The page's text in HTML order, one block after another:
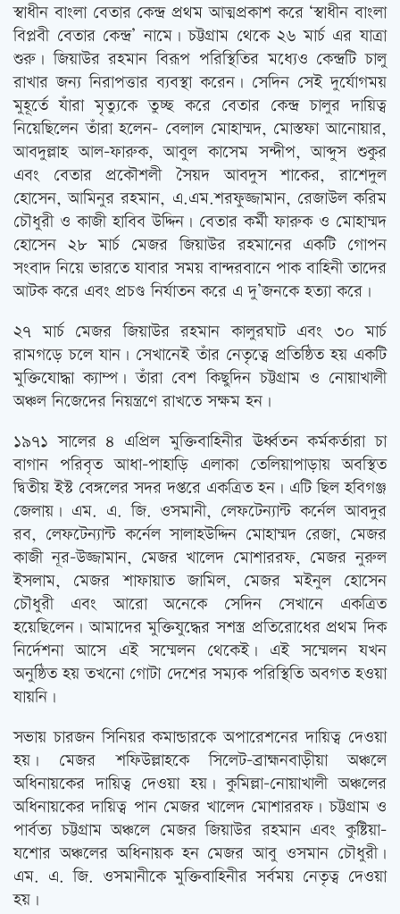
স্বাধীন বাংলা বেতার কেন্দ্র প্রথম আত্মপ্রকাশ করে ‘স্বাধীন বাংলা
বিপ্লবী বেতার কেন্দ্র’ নামে। চট্টগ্রাম থেকে ২৬ মার্চ এর যাত্রা
শুরু। জিয়াউর রহমান বিরূপ পরিস্থিতির মধ্যেও কেন্দ্রটি চালু
রাখার জন্য নিরাপত্তার ব্যবস্থা করেন। সেদিন সেই দুর্যোগময়
মুহূর্তে যাঁরা মৃত্যুকে তুচ্ছ করে বেতার কেন্দ্র চালুর দায়িত্ব
নিয়েছিলেন তাঁরা হলেন- বেলাল মোহাম্মদ, মোস্তফা আনোয়ার,
আবদুল্লাহ আল-ফারুক, আবুল কাসেম সন্দীপ, আব্দুস শুকুর
এবং বেতার প্রকৌশলী সৈয়দ আবদুস শাকের, রাশেদুল
হোসেন, আমিনুর রহমান, এ.এম.শরফুজ্জামান, রেজাউল করিম
চৌধুরী ও কাজী হাবিব উদ্দিন। বেতার কর্মী ফারুক ও মোহাম্মদ
হোসেন ২৮ মার্চ মেজর জিয়াউর রহমানের একটি গোপন
সংবাদ নিয়ে ভারতে যাবার সময় বান্দরবানে পাক বাহিনী তাদের
আটক করে এবং প্রচণ্ড নির্যাতন করে এ দু’জনকে হত্যা করে।
২৭ মার্চ মেজর জিয়াউর রহমান কালুরঘাট এবং ৩০ মার্চ
রামগড়ে চলে যান। সেখানেই তাঁর নেতৃত্বে প্রতিষ্ঠিত হয় একটি
মুক্তিযোদ্ধা ক্যাম্প। তাঁরা বেশ কিছুদিন চট্টগ্রাম ও নোয়াখালী
অঞ্চল নিজেদের নিয়ন্ত্রণে রাখতে সক্ষম হন।
১৯৭১ সালের ৪ এপ্রিল মুক্তিবাহিনীর ঊর্ধ্বতন কর্মকর্তারা চা
বাগান পরিবৃত আধা-পাহাড়ি এলাকা তেলিয়াপাড়ায় অবস্থিত
দ্বিতীয় ইস্ট বেঙ্গলের সদর দপ্তরে একত্রিত হন। এটি ছিল হবিগঞ্জ
জেলায়। এম. এ. জি. ওসমানী, লেফটেন্যান্ট কর্নেল আবদুর
রব, লেফটেন্যান্ট কর্নেল সালাহউদ্দিন মোহাম্মদ রেজা, মেজর
কাজী নূর-উজ্জামান, মেজর খালেদ মোশাররফ, মেজর নুরুল
ইসলাম, মেজর শাফায়াত জামিল, মেজর মইনুল হোসেন
চৌধুরী এবং আরো অনেকে সেদিন সেখানে একত্রিত
হয়েছিলেন। আমাদের মুক্তিযুদ্ধের সশস্ত্র প্রতিরোধের প্রথম দিক
নির্দেশনা আসে এই সম্মেলন থেকেই। এই সম্মেলন যখন
অনুষ্ঠিত হয় তখনো গোটা দেশের সম্যক পরিস্থিতি অবগত হওয়া
যায়নি।
সভায় চারজন সিনিয়র কমান্ডারকে অপারেশনের দায়িত্ব দেওয়া
হয়। মেজর শফিউল্লাহকে সিলেট-ব্রাহ্মনবাড়ীয়া অঞ্চলে
অধিনায়কের দায়িত্ব দেওয়া হয়। কুমিল্লা-নোয়াখালী অঞ্চলের
অধিনায়কের দায়িত্ব পান মেজর খালেদ মোশাররফ। চট্টগ্রাম ও
পার্বত্য চট্টগ্রাম অঞ্চলে মেজর জিয়াউর রহমান এবং কুষ্টিয়া-
যশোর অঞ্চলের অধিনায়ক হন মেজর আবু ওসমান চৌধুরী।
এম. এ. জি. ওসমানীকে মুক্তিবাহিনীর সর্বময় নেতৃত্ব দেওয়া
হয়।